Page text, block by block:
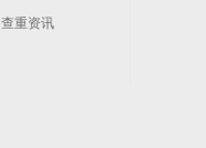
查重资讯